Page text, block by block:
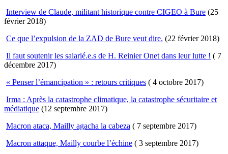
Interview de Claude, militant historique contre CIGEO à Bure (25
février 2018)
Ce que l’expulsion de la ZAD de Bure veut dire. (22 février 2018)
Il faut soutenir les salarié.e.s de H. Reinier Onet dans leur lutte ! ( 7
décembre 2017)
« Penser l’émancipation » : retours critiques ( 4 octobre 2017)
Irma : Après la catastrophe climatique, la catastrophe sécuritaire et
médiatique (12 septembre 2017)
Macron ataca, Mailly agacha la cabeza ( 7 septembre 2017)
Macron attaque, Mailly courbe l’échine ( 3 septembre 2017)